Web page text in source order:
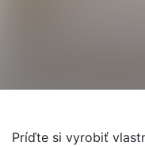
Príďte si vyrobiť